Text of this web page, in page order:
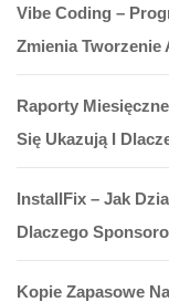
Vibe Coding –
Zmienia Tworzenie
Raporty
Się Ukazują I
InstallFix – Jak
Dlaczego
Kopie Zapasowe